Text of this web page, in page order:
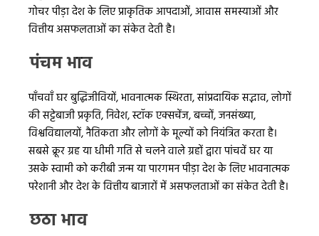
गोचर पीड़ा देश के लिए प्राकृतिक आपदाओं, आवास समस्याओं और
वित्तीय असफलताओं का संकेत देती है।
पंचम भाव
पाँचवाँ घर बुद्धिजीवियों, भावनात्मक स्थिरता, सांप्रदायिक सद्भाव, लोगों
की सट्टेबाजी प्रकृति, निवेश, स्टॉक एक्सचेंज, बच्चों, जनसंख्या,
विश्वविद्यालयों, नैतिकता और लोगों के मूल्यों को नियंत्रित करता है।
सबसे क्रूर ग्रह या धीमी गति से चलने वाले ग्रहों द्वारा पांचवें घर या
उसके स्वामी को करीबी जन्म या पारगमन पीड़ा देश के लिए भावनात्मक
परेशानी और देश के वित्तीय बाजारों में असफलताओं का संकेत देती है।
छठा भाव